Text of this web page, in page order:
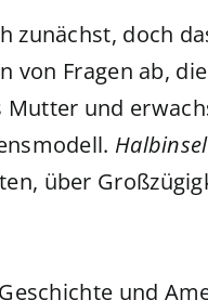
zunächst, doch
von Fragen ab,
und
Halbinsel
über
und